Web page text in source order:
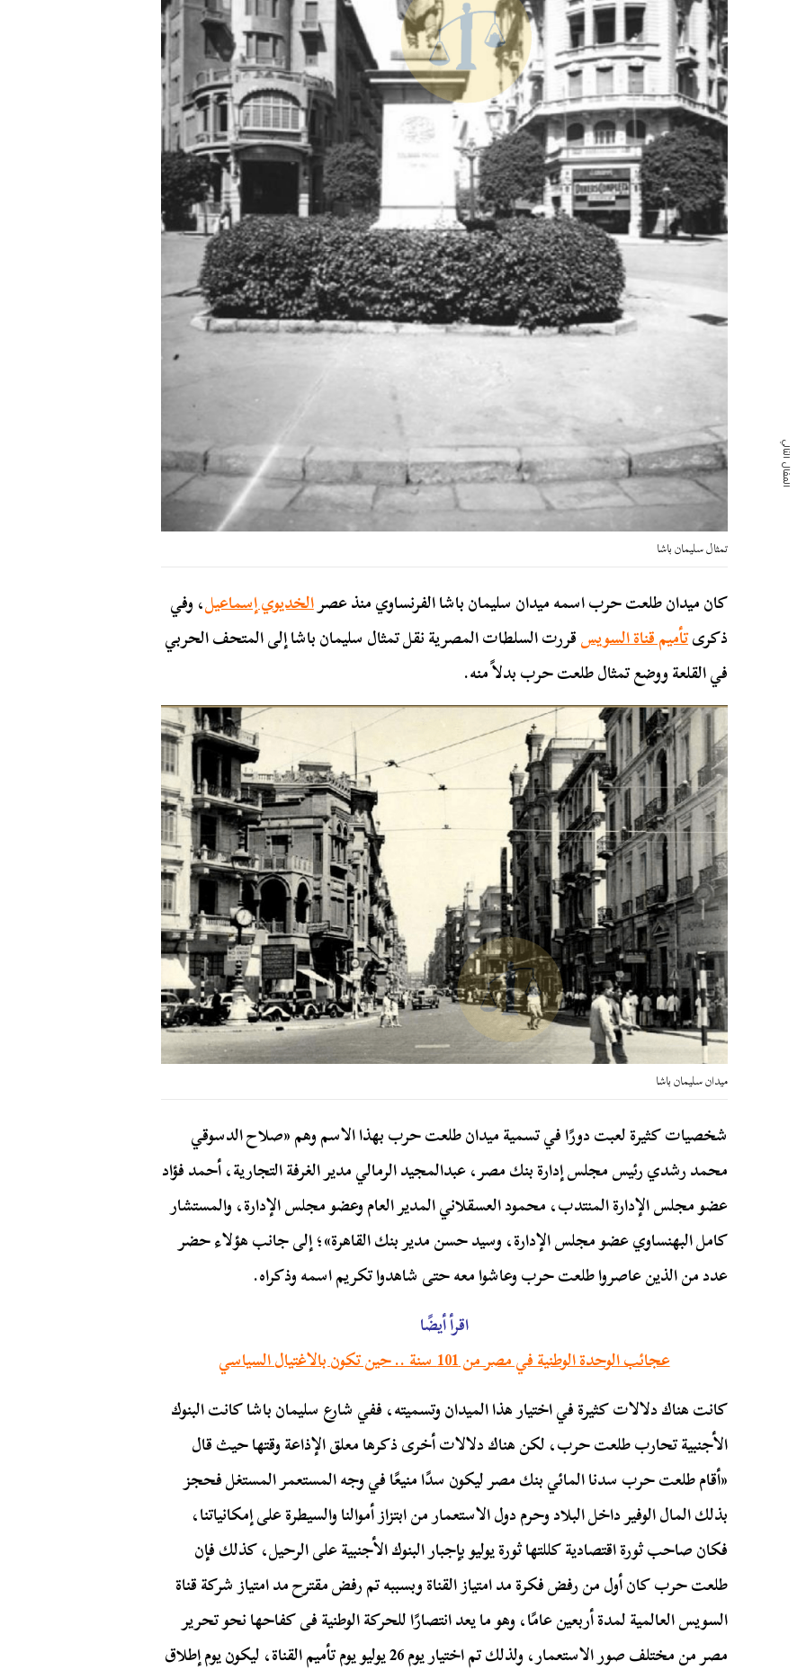
تمثال سليمان باشا
كان ميدان طلعت حرب اسمه ميدان سليمان باشا الفرنساوي منذ عصرالخديوي إسماعيل، وفي
ذكرىتأميم قناة السويسقررت السلطات المصرية نقل تمثال سليمان باشا إلى المتحف الحربي
في القلعة ووضع تمثال طلعت حرب بدلاً منه.
ميدان سليمان باشا
شخصيات كثيرة لعبت دورًا في تسمية ميدان طلعت حرب بهذا الاسم وهم «صلاح الدسوقي
محمد رشدي رئيس مجلس إدارة بنك مصر، عبدالمجيد الرمالي مدير الغرفة التجارية، أحمد فؤاد
عضو مجلس الإدارة المنتدب، محمود العسقلاني المدير العام وعضو مجلس الإدارة، والمستشار
كامل البهنساوي عضو مجلس الإدارة، وسيد حسن مدير بنك القاهرة»؛ إلى جانب هؤلاء حضر
عدد من الذين عاصروا طلعت حرب وعاشوا معه حتى شاهدوا تكريم اسمه وذكراه.
اقرأ أيضًا
عجائب الوحدة الوطنية في مصر من 101 سنة .. حين تكون بالاغتيال السياسي
كانت هناك دلالات كثيرة في اختيار هذا الميدان وتسميته، ففي شارع سليمان باشا كانت البنوك
الأجنبية تحارب طلعت حرب، لكن هناك دلالات أخرى ذكرها معلق الإذاعة وقتها حيث قال
«أقام طلعت حرب سدنا المائي بنك مصر ليكون سدًا منيعًا في وجه المستعمر المستغل فحجز
بذلك المال الوفير داخل البلاد وحرم دول الاستعمار من ابتزاز أموالنا والسيطرة على إمكانياتنا،
فكان صاحب ثورة اقتصادية كللتها ثورة يوليو بإجبار البنوك الأجنبية على الرحيل، كذلك فإن
طلعت حرب كان أول من رفض فكرة مد امتياز القناة وبسببه تم رفض مقترح مد امتياز شركة قناة
السويس العالمية لمدة أربعين عامًا، وهو ما يعد انتصارًا للحركة الوطنية فى كفاحها نحو تحرير
مصر من مختلف صور الاستعمار، ولذلك تم اختيار يوم 26 يوليو يوم تأميم القناة، ليكون يوم إطلاق
المقال التالي